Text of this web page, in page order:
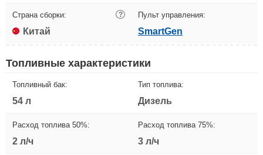
Страна сборки: ?
Китай
Пульт управления:
SmartGen
Топливные характеристики
Топливный бак:
54 л
Тип топлива:
Дизель
Расход топлива 50%:
2 л/ч
Расход топлива 75%:
3 л/ч